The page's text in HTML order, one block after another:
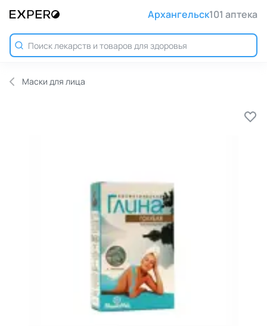
Архангельск101 аптека
Маски для лица